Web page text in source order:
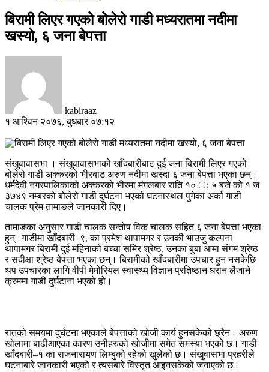
बिरामी लिएर गएको बोलेरो गाडी मध्यरातमा नदीमा
खस्यो, ६ जना बेपत्ता
kabiraaz
१ आश्विन २०७६, बुधबार ०७:१२
संखुवावासभा । संखुवावासभाको खाँदबारीबाट दुई जना बिरामी लिएर गएको
बोलेरो गाडी अक्करको भीरबाट अरुण नदीमा खस्दा ६ जना बेपत्ता भएका छन्।
धर्मदेवी नगरपालिकाको अक्करको भीरमा मंगलबार राति १० ः ५ बजे को १ ज
३७४९ नम्बरको बोलेरो गाडी दुर्घटना भएको घटनास्थल पुगेका अर्का गाडी
चालक प्रेम तामाङले जानकारी दिए।
तामाङका अनुसार गाडी चालक सन्तोष विक चालक सहित ६ जना बेपत्ता भएका
हुन्।गाडीमा खाँदबारी–९, का प्रमेश थापामगर र उनकी भाउजु कल्पना
थापामगर बिरामी दुई महिनाको बच्चा समिर श्रेष्ठ, उनका बुबा आमा संगम श्रेष्ठ
र सदीक्षा श्रेष्ठ बेपत्ता भएका छन्। बिरामीको खाँदबारीमा उपचार हुन नसकेछि
थप उपचारका लागि वीपी मेमोरियल स्वास्थ्य विज्ञान प्रतिष्ठान धरान लैजाने
क्रममा गाडी दुर्घटाना भएको हो।
रातको समयमा दुर्घटना भएकाले बेपत्ताको खोजी कार्य हुनसकेको छ्रैन। अरुण
खोलामा बाढीआएका कारण उनीहरुको खोजीमा समेत समस्या भएको छ। गाडी
खाँदबारी–१ का राजनारायण लिम्बुको रहेको खुलेको छ। संखुवासभा प्रहरीले
घटनाबारे जानकारी भएको र त्यसबारे विस्तृत आइनसकेको जनाएको छ।